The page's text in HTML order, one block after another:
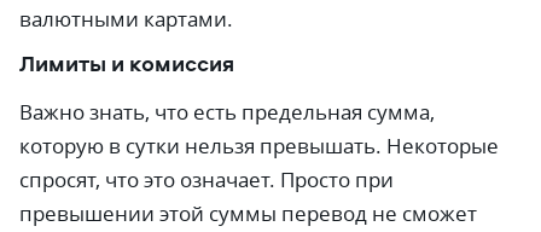
валютными картами.
Лимиты и комиссия
Важно знать, что есть предельная сумма,
которую в сутки нельзя превышать. Некоторые
спросят, что это означает. Просто при
превышении этой суммы перевод не сможет